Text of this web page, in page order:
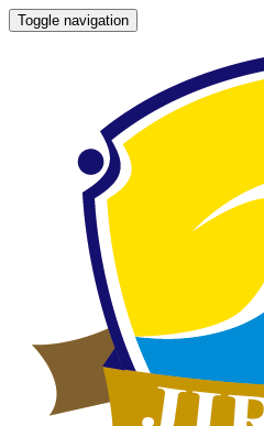
Toggle navigation